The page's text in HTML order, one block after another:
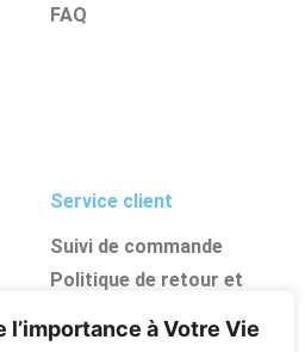
l’importance à Votre Vie
FAQ
Service client
Suivi de commande
Politique de retour et
FAQ